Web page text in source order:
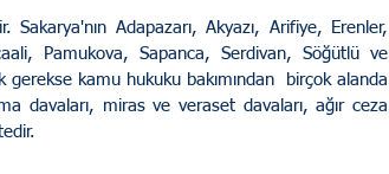
E Devlet
Pamukova, Sapanca, Serdivan, Söğütlü ve
gerekse kamu hukuku bakımından  birçok alanda
davaları, miras ve veraset davaları, ağır ceza